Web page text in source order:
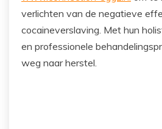
verlichten van de negatieve
cocaineverslaving. Met hun
en professionele
weg naar herstel.